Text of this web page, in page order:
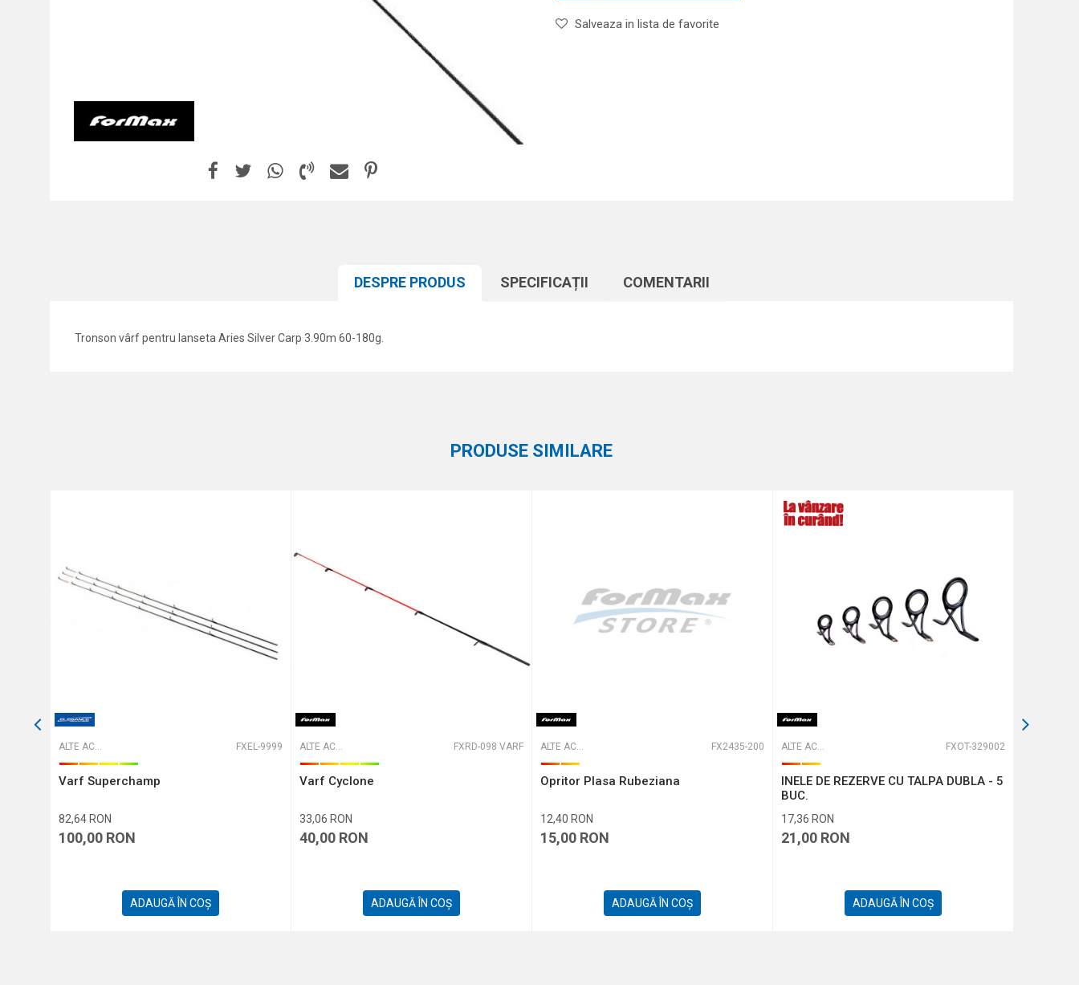
Salveaza in lista de favorite
DESPRE PRODUS SPECIFICAȚII COMENTARII
Tronson vârf pentru lanseta Aries Silver Carp 3.90m 60-180g.
Protectie anti-spam - calculeaza 4 + 1 :
PRODUSE SIMILARE
ALTE ACCESORII FXEL-9999
Varf Superchamp
82,64 RON
100,00 RON
ADAUGĂ ÎN COȘ
ALTE ACCESORII FXRD-098 VARF
Varf Cyclone
33,06 RON
40,00 RON
ADAUGĂ ÎN COȘ
ALTE ACCESORII FX2435-200
Opritor Plasa Rubeziana
12,40 RON
15,00 RON
ADAUGĂ ÎN COȘ
ALTE ACCESORII FXOT-329002
INELE DE REZERVE CU TALPA DUBLA - 5
BUC.
17,36 RON
21,00 RON
ADAUGĂ ÎN COȘ